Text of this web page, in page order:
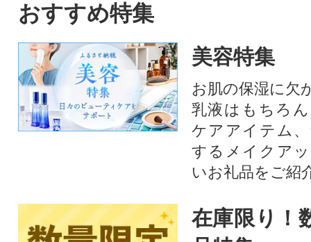
おすすめ特集
美容特集
お肌の保湿に欠
乳液はもちろ
ケアアイテム
するメイクア
いお礼品をご紹
在庫限り！